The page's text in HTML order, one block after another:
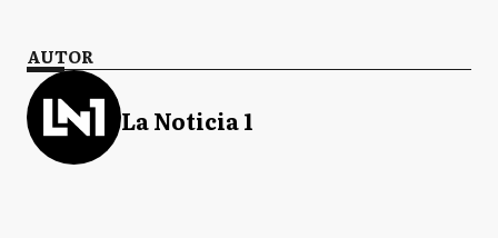
AUTOR
La Noticia 1